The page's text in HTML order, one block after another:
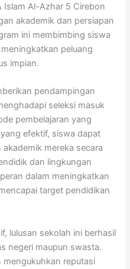
Islam Al-Azhar 5 Cirebon
akademik dan persiapan
ini membimbing siswa
peluang
impian.
pendampingan
seleksi masuk
pembelajaran yang
efektif, siswa dapat
mereka secara
dan lingkungan
dalam meningkatkan
target pendidikan
lulusan sekolah ini berhasil
negeri maupun swasta.
mengukuhkan reputasi